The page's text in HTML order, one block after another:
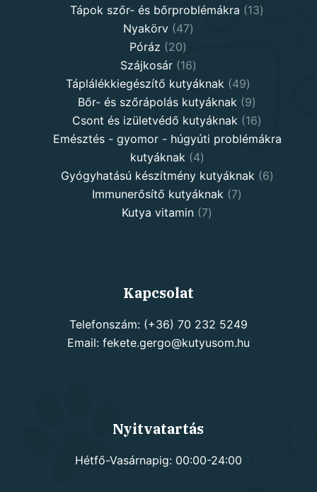
Tápok szőr- és bőrproblémákra 1313
Nyakörv 4747
Póráz 2020
products
Szájkosár 1616
products
Táplálékkiegészítő kutyáknak 4949
products
Bőr- és szőrápolás kutyáknak 99
products
Csont és izületvédő kutyáknak 1616
products
Emésztés - gyomor - húgyúti problémákra
kutyáknak
44
products
Gyógyhatású készítmény kutyáknak 66
Immunerősítő kutyáknak 77
Kutya vitamin 77
Kapcsolat
Telefonszám: (+36) 70 232 5249
Email: fekete.gergo@kutyusom.hu
Nyitvatartás
Hétfő-Vasárnapig: 00:00-24:00